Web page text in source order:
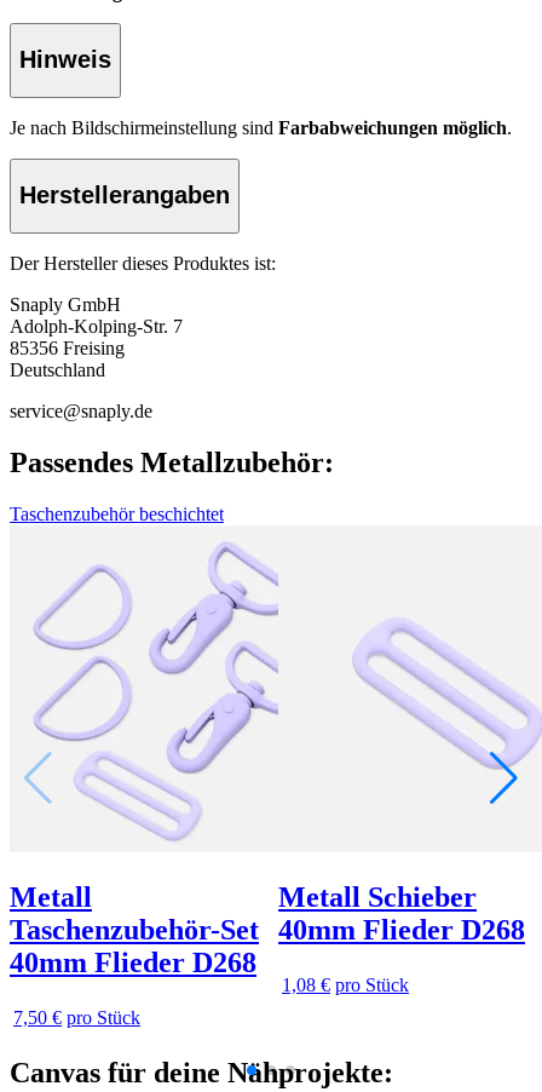
Hinweis
Je nach Bildschirmeinstellung sind Farbabweichungen möglich.
Herstellerangaben
Der Hersteller dieses Produktes ist:
Snaply GmbH
Adolph-Kolping-Str. 7
85356 Freising
Deutschland
service@snaply.de
Passendes Metallzubehör:
Taschenzubehör beschichtet
Metall
Taschenzubehör-Set
40mm Flieder D268
7,50 € pro Stück
Metall Schieber
40mm Flieder D268
1,08 € pro Stück
Canvas für deine Nähprojekte: